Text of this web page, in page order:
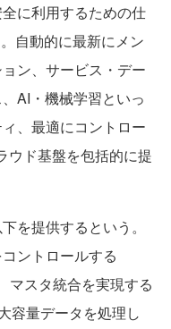
に利用するための仕
自動的に最新にメン
ン、サービス・デー
AI・機械学習といっ
、最適にコントロー
ウド基盤を包括的に提
を提供するという。
ントロールする
マスタ統合を実現する
容量データを処理し